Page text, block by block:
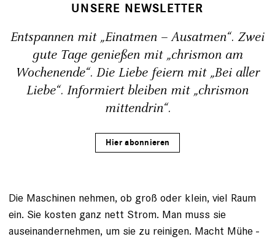
UNSERE NEWSLETTER
Entspannen mit „Einatmen – Ausatmen“. Zwei
gute Tage genießen mit „chrismon am
Wochenende“. Die Liebe feiern mit „Bei aller
Liebe“. Informiert bleiben mit „chrismon
mittendrin“.
Hier abonnieren
Die Maschinen nehmen, ob groß oder klein, viel Raum
ein. Sie kosten ganz nett Strom. Man muss sie
auseinandernehmen, um sie zu reinigen. Macht Mühe -